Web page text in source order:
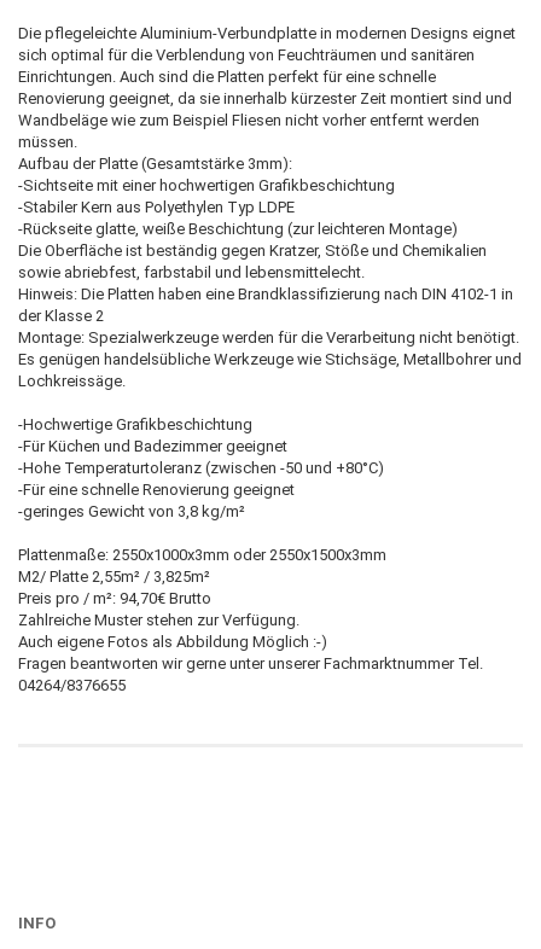
Die pflegeleichte Aluminium-Verbundplatte in modernen Designs eignet
sich optimal für die Verblendung von Feuchträumen und sanitären
Einrichtungen. Auch sind die Platten perfekt für eine schnelle
Renovierung geeignet, da sie innerhalb kürzester Zeit montiert sind und
Wandbeläge wie zum Beispiel Fliesen nicht vorher entfernt werden
müssen.
Aufbau der Platte (Gesamtstärke 3mm):
-Sichtseite mit einer hochwertigen Grafikbeschichtung
-Stabiler Kern aus Polyethylen Typ LDPE
-Rückseite glatte, weiße Beschichtung (zur leichteren Montage)
Die Oberfläche ist beständig gegen Kratzer, Stöße und Chemikalien
sowie abriebfest, farbstabil und lebensmittelecht.
Hinweis: Die Platten haben eine Brandklassifizierung nach DIN 4102-1 in
der Klasse 2
Montage: Spezialwerkzeuge werden für die Verarbeitung nicht benötigt.
Es genügen handelsübliche Werkzeuge wie Stichsäge, Metallbohrer und
Lochkreissäge.
-Hochwertige Grafikbeschichtung
-Für Küchen und Badezimmer geeignet
-Hohe Temperaturtoleranz (zwischen -50 und +80°C)
-Für eine schnelle Renovierung geeignet
-geringes Gewicht von 3,8 kg/m²
Plattenmaße: 2550x1000x3mm oder 2550x1500x3mm
M2/ Platte 2,55m² / 3,825m²
Preis pro / m²: 94,70€ Brutto
Zahlreiche Muster stehen zur Verfügung.
Auch eigene Fotos als Abbildung Möglich :-)
Fragen beantworten wir gerne unter unserer Fachmarktnummer Tel.
04264/8376655
INFO